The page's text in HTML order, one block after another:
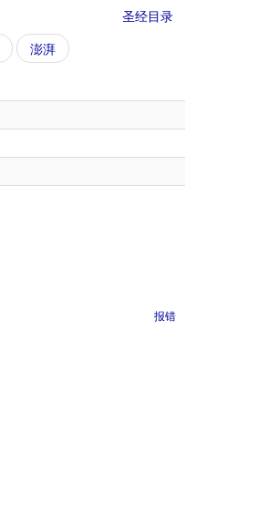
圣经目录
澎湃
报错